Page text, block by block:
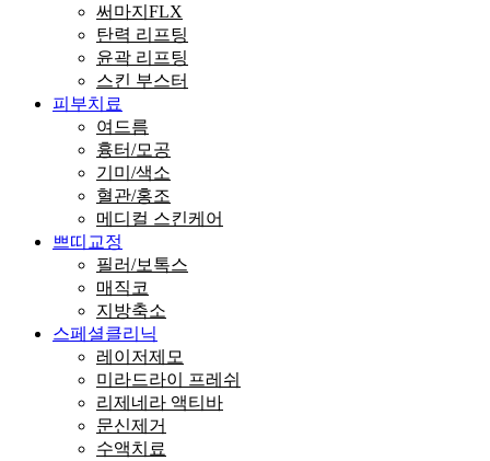
써마지FLX
탄력 리프팅
윤곽 리프팅
스킨 부스터
피부치료
여드름
흉터/모공
기미/색소
혈관/홍조
메디컬 스킨케어
쁘띠교정
필러/보톡스
매직코
지방축소
스페셜클리닉
레이저제모
미라드라이 프레쉬
리제네라 액티바
문신제거
수액치료